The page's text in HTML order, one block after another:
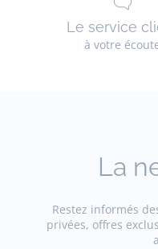
Le service
à votre
La
Restez informés
privées, offres